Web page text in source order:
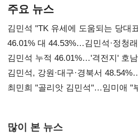
주요 뉴스
김민석 "TK 유세에 도움되는 당대
대표된 양 당직 배분"
46.01% 대 44.53%…김민석·정청
김민석 누적 46.01%…'격전지' 호
(2보)
김민석, 강원·대구·경북서
최민희 "골리앗 김민석"…임미애 "
많이 본 뉴스